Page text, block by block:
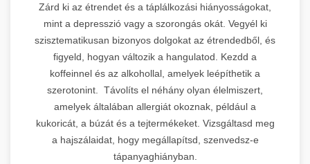
Zárd ki az étrendet és a táplálkozási hiányosságokat,
mint a depresszió vagy a szorongás okát. Vegyél ki
szisztematikusan bizonyos dolgokat az étrendedből, és
figyeld, hogyan változik a hangulatod. Kezdd a
koffeinnel és az alkohollal, amelyek leépíthetik a
szerotonint. Távolíts el néhány olyan élelmiszert,
amelyek általában allergiát okoznak, például a
kukoricát, a búzát és a tejtermékeket. Vizsgáltasd meg
a hajszálaidat, hogy megállapítsd, szenvedsz-e
tápanyaghiányban.